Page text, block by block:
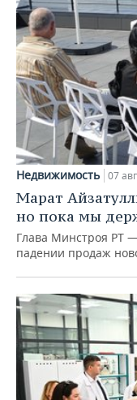
Недвижимость 07
Марат
но пока мы
Глава Минстроя РТ —
падении продаж